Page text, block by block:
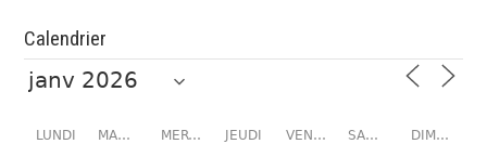
Calendrier
LUNDI MARDI MERCREDI JEUDI VENDREDI SAMEDI DIMANCHE